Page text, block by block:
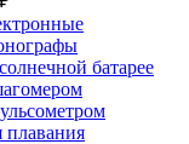
батарее
плавания